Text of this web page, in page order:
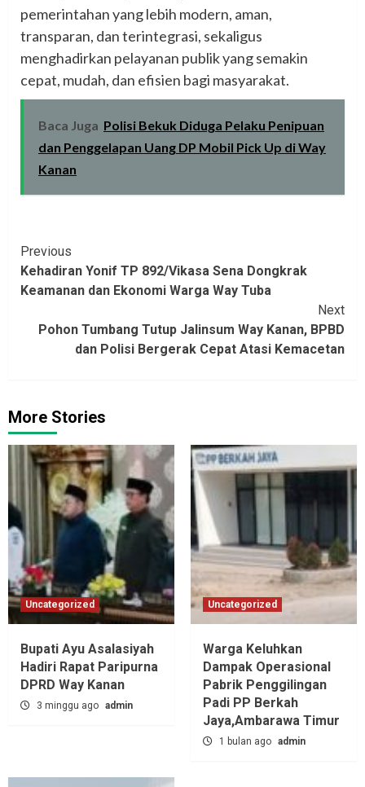
pemerintahan yang lebih modern, aman,
transparan, dan terintegrasi, sekaligus
menghadirkan pelayanan publik yang semakin
cepat, mudah, dan efisien bagi masyarakat.
Baca Juga Polisi Bekuk Diduga Pelaku Penipuan
dan Penggelapan Uang DP Mobil Pick Up di Way
Kanan
Continue
Reading
Previous
Kehadiran Yonif TP 892/Vikasa Sena Dongkrak
Keamanan dan Ekonomi Warga Way Tuba
Next
Pohon Tumbang Tutup Jalinsum Way Kanan, BPBD
dan Polisi Bergerak Cepat Atasi Kemacetan
More Stories
Uncategorized
Bupati Ayu Asalasiyah
Hadiri Rapat Paripurna
DPRD Way Kanan
3 minggu ago admin
Uncategorized
Warga Keluhkan
Dampak Operasional
Pabrik Penggilingan
Padi PP Berkah
Jaya,‎Ambarawa Timur
1 bulan ago admin